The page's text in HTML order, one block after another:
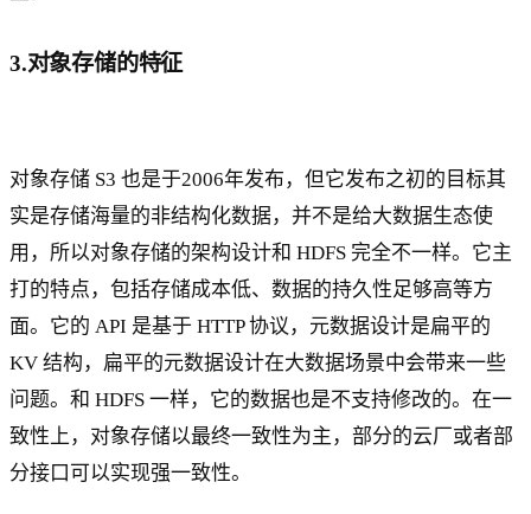
3.对象存储的特征
对象存储 S3 也是于2006年发布，但它发布之初的目标其
实是存储海量的非结构化数据，并不是给大数据生态使
用，所以对象存储的架构设计和 HDFS 完全不一样。它主
打的特点，包括存储成本低、数据的持久性足够高等方
面。它的 API 是基于 HTTP 协议，元数据设计是扁平的
KV 结构，扁平的元数据设计在大数据场景中会带来一些
问题。和 HDFS 一样，它的数据也是不支持修改的。在一
致性上，对象存储以最终一致性为主，部分的云厂或者部
分接口可以实现强一致性。